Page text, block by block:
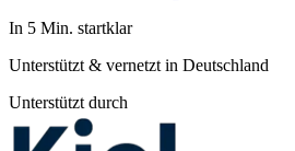
In 5 Min. startklar
Unterstützt & vernetzt in Deutschland
Unterstützt durch